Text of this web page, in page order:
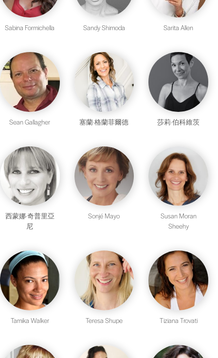
Sabina Formichella Sandy Shimoda Sarita Allen
Sean Gallagher 塞蘭·格蘭菲爾德 莎莉·伯科維茨
西蒙娜·奇普里亞
尼
Sonjé Mayo
Susan Moran
Sheehy
Tamika Walker Teresa Shupe Tiziana Trovati